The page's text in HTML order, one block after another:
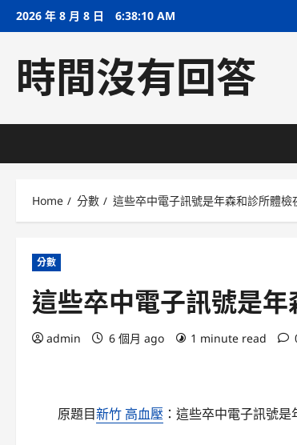
Skip2026 年 8 月 8 日 6:38:10 AM
時間沒有回答
Home 分數 這些卒中電子訊號是年森和診所體檢
分數
這些卒中電子訊號是
admin 6 個月 ago 1 minute read
原題目新竹 高血壓 ：這些卒中電子訊號